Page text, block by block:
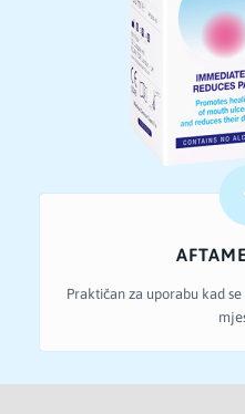
Praktičan za uporabu kad